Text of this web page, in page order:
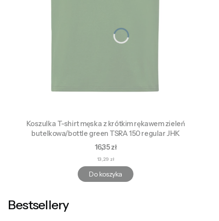
Koszulka T-shirt męska z krótkim rękawem zieleń
butelkowa/bottle green TSRA 150 regular JHK
Cena
16,35 zł
Cena
13,29 zł
Do koszyka
Bestsellery